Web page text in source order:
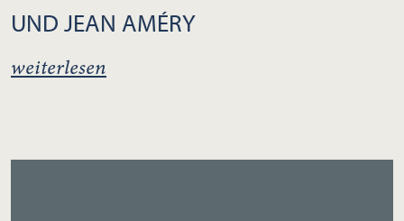
UND JEAN AMÉRY
weiterlesen